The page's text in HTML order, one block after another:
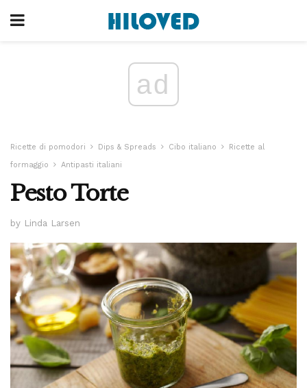
ad
Ricette di pomodori Dips & Spreads Cibo italiano
Ricette al
formaggio
Antipasti italiani
Pesto Torte
by Linda Larsen